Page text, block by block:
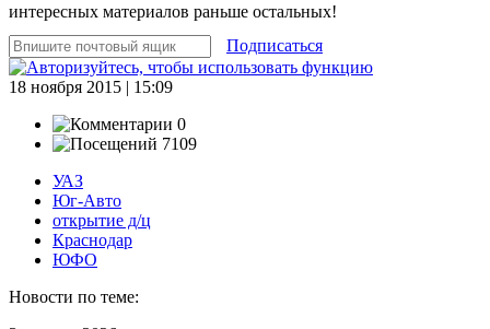
интересных материалов раньше остальных!
Подписаться
18 ноября 2015 | 15:09
0
7109
УАЗ
Юг-Авто
открытие д/ц
Краснодар
ЮФО
Новости по теме: